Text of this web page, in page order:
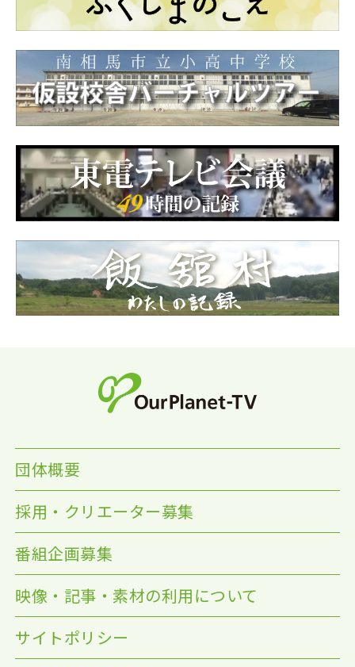
団体概要
採用・クリエーター募集
番組企画募集
映像・記事・素材の利用について
サイトポリシー